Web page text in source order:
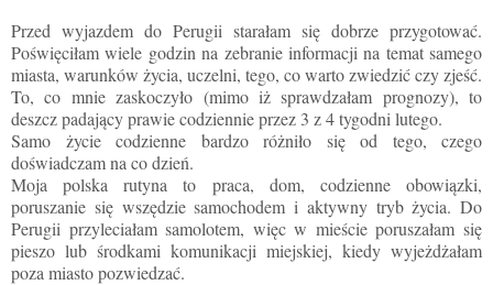
Przed wyjazdem do Perugii starałam się dobrze przygotować.
Poświęciłam wiele godzin na zebranie informacji na temat samego
miasta, warunków życia, uczelni, tego, co warto zwiedzić czy zjeść.
To, co mnie zaskoczyło (mimo iż sprawdzałam prognozy), to
deszcz padający prawie codziennie przez 3 z 4 tygodni lutego.
Samo życie codzienne bardzo różniło się od tego, czego
doświadczam na co dzień.
Moja polska rutyna to praca, dom, codzienne obowiązki,
poruszanie się wszędzie samochodem i aktywny tryb życia. Do
Perugii przyleciałam samolotem, więc w mieście poruszałam się
pieszo lub środkami komunikacji miejskiej, kiedy wyjeżdżałam
poza miasto pozwiedzać.